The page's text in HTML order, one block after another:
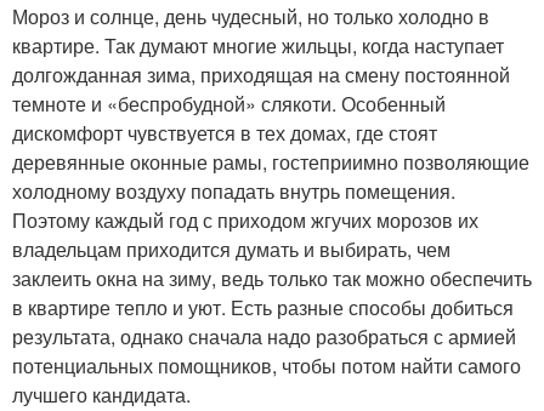
Мороз и солнце, день чудесный, но только холодно в
квартире. Так думают многие жильцы, когда наступает
долгожданная зима, приходящая на смену постоянной
темноте и «беспробудной» слякоти. Особенный
дискомфорт чувствуется в тех домах, где стоят
деревянные оконные рамы, гостеприимно позволяющие
холодному воздуху попадать внутрь помещения.
Поэтому каждый год с приходом жгучих морозов их
владельцам приходится думать и выбирать, чем
заклеить окна на зиму, ведь только так можно обеспечить
в квартире тепло и уют. Есть разные способы добиться
результата, однако сначала надо разобраться с армией
потенциальных помощников, чтобы потом найти самого
лучшего кандидата.